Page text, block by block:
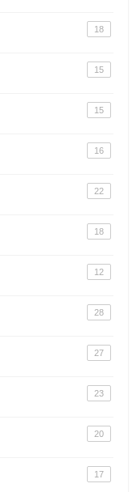
18
15
15
16
22
18
12
28
27
23
20
17